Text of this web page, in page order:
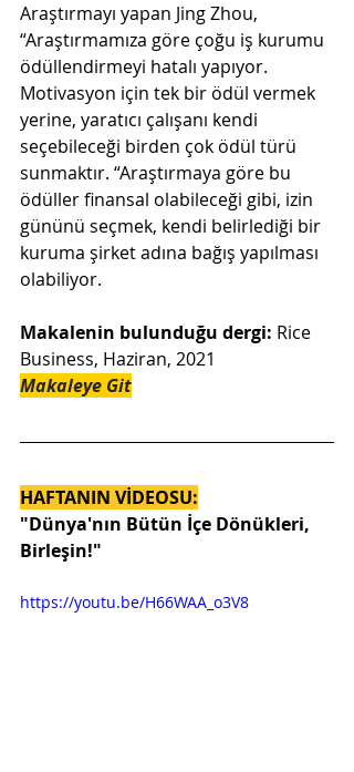
Araştırmayı yapan Jing Zhou,
“Araştırmamıza göre çoğu iş kurumu
ödüllendirmeyi hatalı yapıyor.
Motivasyon için tek bir ödül vermek
yerine, yaratıcı çalışanı kendi
seçebileceği birden çok ödül türü
sunmaktır. “Araştırmaya göre bu
ödüller finansal olabileceği gibi, izin
gününü seçmek, kendi belirlediği bir
kuruma şirket adına bağış yapılması
olabiliyor.
Makalenin bulunduğu dergi: Rice
Business, Haziran, 2021
Makaleye Git
HAFTANIN VİDEOSU:
"Dünya'nın Bütün İçe Dönükleri,
Birleşin!"
https://youtu.be/H66WAA_o3V8